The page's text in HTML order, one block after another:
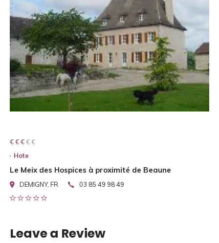
€ € € € €
€ € €
Hote
Le Meix des Hospices à proximité de Beaune
DEMIGNY, FR 03 85 49 98 49
Leave a Review